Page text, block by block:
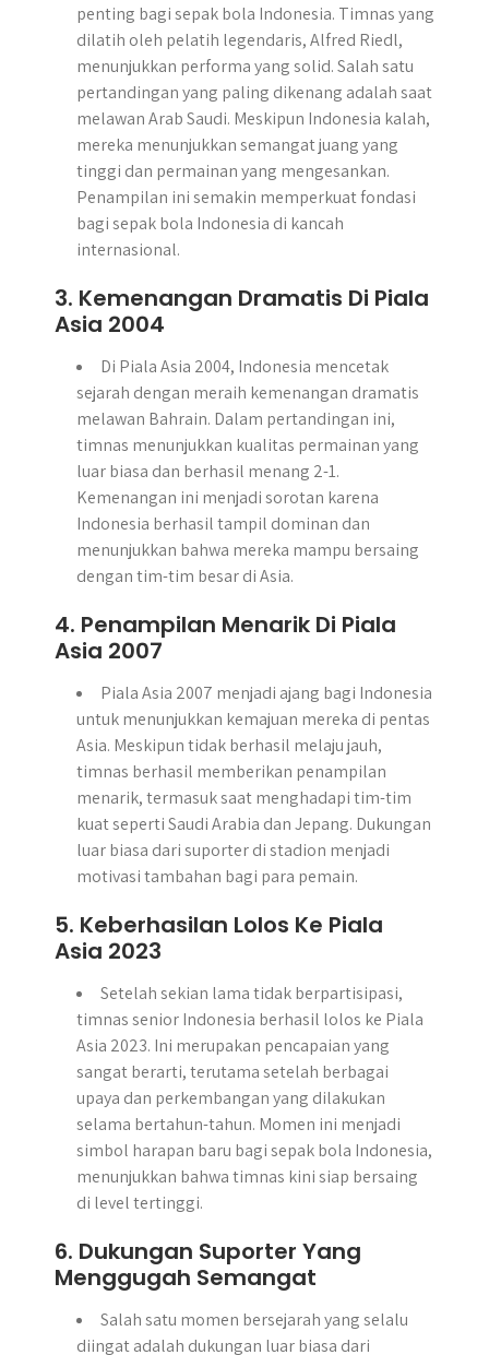
penting bagi sepak bola Indonesia. Timnas yang
dilatih oleh pelatih legendaris, Alfred Riedl,
menunjukkan performa yang solid. Salah satu
pertandingan yang paling dikenang adalah saat
melawan Arab Saudi. Meskipun Indonesia kalah,
mereka menunjukkan semangat juang yang
tinggi dan permainan yang mengesankan.
Penampilan ini semakin memperkuat fondasi
bagi sepak bola Indonesia di kancah
internasional.
3. Kemenangan Dramatis Di Piala
Asia 2004
Di Piala Asia 2004, Indonesia mencetak
sejarah dengan meraih kemenangan dramatis
melawan Bahrain. Dalam pertandingan ini,
timnas menunjukkan kualitas permainan yang
luar biasa dan berhasil menang 2-1.
Kemenangan ini menjadi sorotan karena
Indonesia berhasil tampil dominan dan
menunjukkan bahwa mereka mampu bersaing
dengan tim-tim besar di Asia.
4. Penampilan Menarik Di Piala
Asia 2007
Piala Asia 2007 menjadi ajang bagi Indonesia
untuk menunjukkan kemajuan mereka di pentas
Asia. Meskipun tidak berhasil melaju jauh,
timnas berhasil memberikan penampilan
menarik, termasuk saat menghadapi tim-tim
kuat seperti Saudi Arabia dan Jepang. Dukungan
luar biasa dari suporter di stadion menjadi
motivasi tambahan bagi para pemain.
5. Keberhasilan Lolos Ke Piala
Asia 2023
Setelah sekian lama tidak berpartisipasi,
timnas senior Indonesia berhasil lolos ke Piala
Asia 2023. Ini merupakan pencapaian yang
sangat berarti, terutama setelah berbagai
upaya dan perkembangan yang dilakukan
selama bertahun-tahun. Momen ini menjadi
simbol harapan baru bagi sepak bola Indonesia,
menunjukkan bahwa timnas kini siap bersaing
di level tertinggi.
6. Dukungan Suporter Yang
Menggugah Semangat
Salah satu momen bersejarah yang selalu
diingat adalah dukungan luar biasa dari